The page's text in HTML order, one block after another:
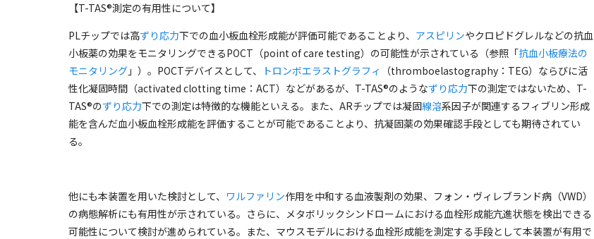
【T-TAS®測定の有用性について】
PLチップでは高ずり応力下での血小板血栓形成能が評価可能であることより、 アスピリンやクロピドグレルなどの抗血
小板薬の効果をモニタリングできるPOCT （point of care testing）の可能性が示されている（参照「抗血小板療法の
モニタリング 」）。 POCTデバイスとして、 トロンボエラストグラフィ （thromboelastography ： TEG）ならびに活
性化凝固時間（activated clotting time ： ACT）などがあるが、 T-TAS®のようなずり応力下の測定ではないため、 T-
TAS®のずり応力下での測定は特徴的な機能といえる。また、 ARチップでは凝固線溶系因子が関連するフィブリン形成
能を含んだ血小板血栓形成能を評価することが可能であることより、抗凝固薬の効果確認手段としても期待されてい
る。
他にも本装置を用いた検討として、 ワルファリン作用を中和する血液製剤の効果、フォン・ヴィレブランド病（VWD）
の病態解析にも有用性が示されている。さらに、メタボリックシンドロームにおける血栓形成能亢進状態を検出できる
可能性について検討が進められている。また、マウスモデルにおける血栓形成能を測定する手段として本装置が有用で